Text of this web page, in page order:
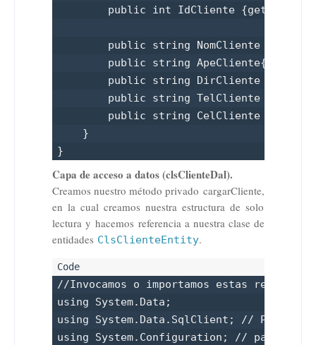
        public int IdCliente {get; set;}
public string NomCliente {get;
public string ApeCliente{get;
public string DirCliente {get;
public string TelCliente
public string CelCliente { get;
    }
}
Capa de acceso a datos (clsClienteDal).
Creamos nuestro método privado cargarCliente,
en la cual creamos nuestra estructura de solo
lectura y hacemos referencia a nuestra clase de
entidades ClsClienteEntity.
//Invocamos o importamos estas
using System.Data;
using System.Data.SqlClient; //
using System.Configuration; // para